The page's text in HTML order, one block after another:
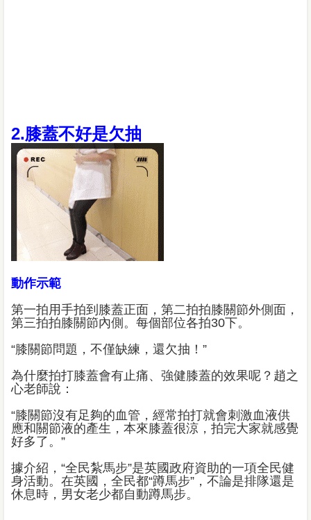
2.膝蓋不好是欠抽
動作示範
第一拍用手拍到膝蓋正面，第二拍拍膝關節外側面，
第三拍拍膝關節內側。每個部位各拍30下。
“膝關節問題，不僅缺練，還欠抽！”
為什麼拍打膝蓋會有止痛、強健膝蓋的效果呢？趙之
心老師說：
“膝關節沒有足夠的血管，經常拍打就會刺激血液供
應和關節液的產生，本來膝蓋很涼，拍完大家就感覺
好多了。”
據介紹，“全民紮馬步”是英國政府資助的一項全民健
身活動。在英國，全民都“蹲馬步”，不論是排隊還是
休息時，男女老少都自動蹲馬步。